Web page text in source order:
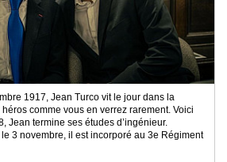
1917, Jean Turco vit le jour dans la
comme vous en verrez rarement. Voici
Jean termine ses études d’ingénieur.
3 novembre, il est incorporé au 3e Régiment